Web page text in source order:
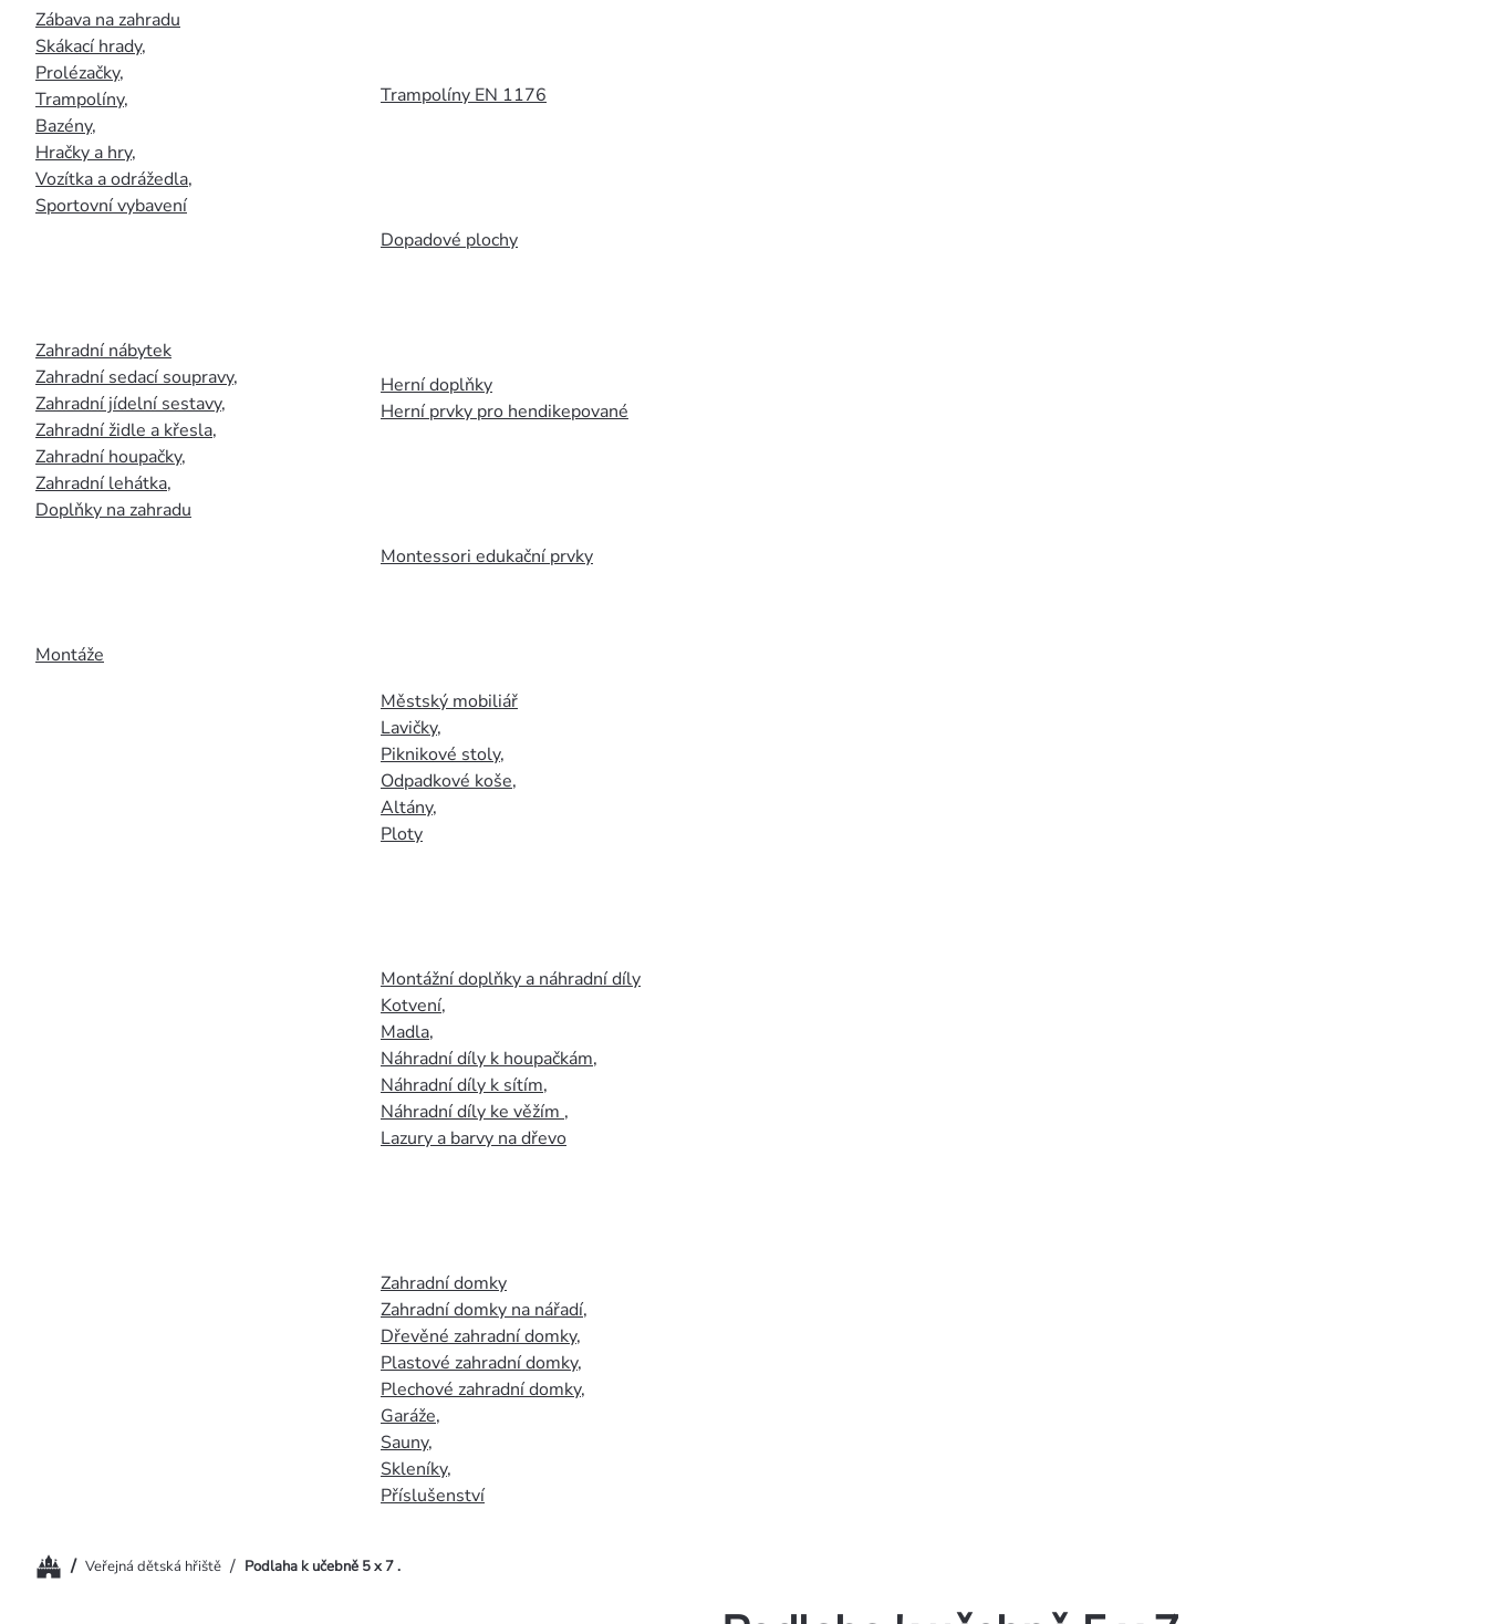
Zábava na zahradu
Skákací hrady,
Prolézačky,
Trampolíny,
Bazény,
Hračky a hry,
Vozítka a odrážedla,
Sportovní vybavení
Zahradní nábytek
Zahradní sedací soupravy,
Zahradní jídelní sestavy,
Zahradní židle a křesla,
Zahradní houpačky,
Zahradní lehátka,
Doplňky na zahradu
Montáže
Trampolíny EN 1176
Dopadové plochy
Herní doplňky
Herní prvky pro hendikepované
Montessori edukační prvky
Městský mobiliář
Lavičky,
Piknikové stoly,
Odpadkové koše,
Altány,
Ploty
Montážní doplňky a náhradní díly
Kotvení,
Madla,
Náhradní díly k houpačkám,
Náhradní díly k sítím,
Náhradní díly ke věžím ,
Lazury a barvy na dřevo
Zahradní domky
Zahradní domky na nářadí,
Dřevěné zahradní domky,
Plastové zahradní domky,
Plechové zahradní domky,
Garáže,
Sauny,
Skleníky,
Příslušenství
Domů/ Veřejná dětská hřiště / Podlaha k učebně 5 x 7 .